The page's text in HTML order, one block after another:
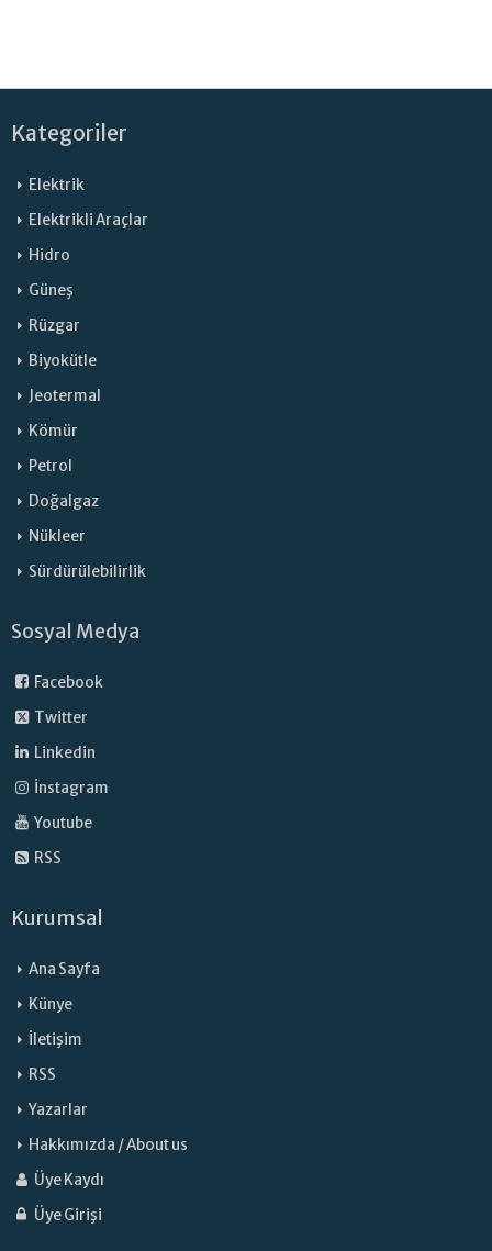
Kategoriler
Elektrik
Elektrikli Araçlar
Hidro
Güneş
Rüzgar
Biyokütle
Jeotermal
Kömür
Petrol
Doğalgaz
Nükleer
Sürdürülebilirlik
Sosyal Medya
Facebook
Twitter
Linkedin
İnstagram
Youtube
RSS
Kurumsal
Ana Sayfa
Künye
İletişim
RSS
Yazarlar
Hakkımızda / About us
Üye Kaydı
Üye Girişi